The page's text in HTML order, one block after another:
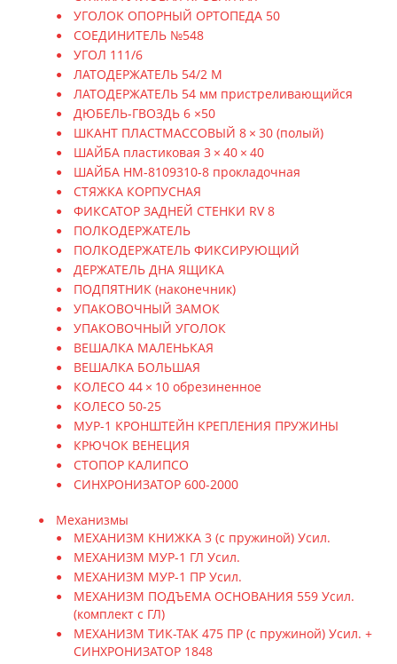
УГОЛОК ОПОРНЫЙ ОРТОПЕДА 50
СОЕДИНИТЕЛЬ №548
УГОЛ 111/6
ЛАТОДЕРЖАТЕЛЬ 54/2 М
ЛАТОДЕРЖАТЕЛЬ 54 мм пристреливающийся
ДЮБЕЛЬ-ГВОЗДЬ 6 ×50
ШКАНТ ПЛАСТМАССОВЫЙ 8 × 30 (полый)
ШАЙБА пластиковая 3 × 40 × 40
ШАЙБА НМ-8109310-8 прокладочная
СТЯЖКА КОРПУСНАЯ
ФИКСАТОР ЗАДНЕЙ СТЕНКИ RV 8
ПОЛКОДЕРЖАТЕЛЬ
ПОЛКОДЕРЖАТЕЛЬ ФИКСИРУЮЩИЙ
ДЕРЖАТЕЛЬ ДНА ЯЩИКА
ПОДПЯТНИК (наконечник)
УПАКОВОЧНЫЙ ЗАМОК
УПАКОВОЧНЫЙ УГОЛОК
ВЕШАЛКА МАЛЕНЬКАЯ
ВЕШАЛКА БОЛЬШАЯ
КОЛЕСО 44 × 10 обрезиненное
КОЛЕСО 50-25
МУР-1 КРОНШТЕЙН КРЕПЛЕНИЯ ПРУЖИНЫ
КРЮЧОК ВЕНЕЦИЯ
СТОПОР КАЛИПСО
СИНХРОНИЗАТОР 600-2000
Механизмы
МЕХАНИЗМ КНИЖКА 3 (с пружиной) Усил.
МЕХАНИЗМ МУР-1 ГЛ Усил.
МЕХАНИЗМ МУР-1 ПР Усил.
МЕХАНИЗМ ПОДЪЕМА ОСНОВАНИЯ 559 Усил.
(комплект с ГЛ)
МЕХАНИЗМ ТИК-ТАК 475 ПР (с пружиной) Усил. +
СИНХРОНИЗАТОР 1848